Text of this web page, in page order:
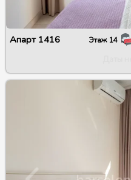
Апарт 1416 Этаж 14